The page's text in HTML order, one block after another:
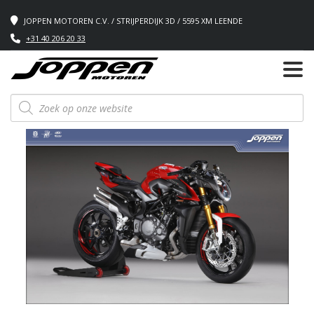
JOPPEN MOTOREN C.V. / STRIJPERDIJK 3D / 5595 XM LEENDE
+31 40 206 20 33
Producten
zoeken